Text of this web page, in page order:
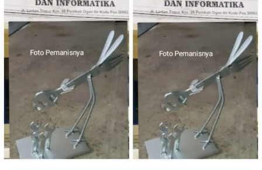
iklan
yang
lebih
dari
maupun
media
siber
lainnya,
desain